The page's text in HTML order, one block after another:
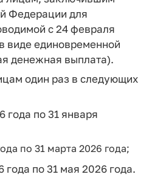
Федерации для
с 24 февраля
виде единовременной
денежная выплата).
один раз в следующих
года по 31 января
по 31 марта 2026 года;
по 31 мая 2026 года.